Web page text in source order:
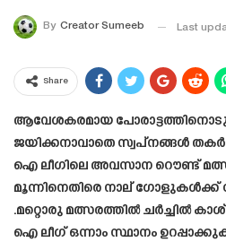
By Creator Sumeeb Last
Share
ആവേശകരമായ
ജയിക്കനാവാതെ സ്വപ്‌നങ്ങൾ
ഐ ലീഗിലെ അവസാന റൌണ്ട്
മൂന്നിനെതിരെ നാല് ഗോളുകൾക്ക്
.മറ്റൊരു മത്സരത്തിൽ ചർച്ചിൽ
ഐ ലീഗ് ഒന്നാം സ്ഥാനം